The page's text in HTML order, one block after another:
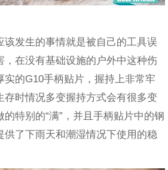
该发生的事情就是被自己的工具误
，在没有基础设施的户外中这种伤
的G10手柄贴片，握持上非常牢
存时情况多变握持方式会有很多变
特别的“满”，并且手柄贴片中的钢
供了下雨天和潮湿情况下使用的稳